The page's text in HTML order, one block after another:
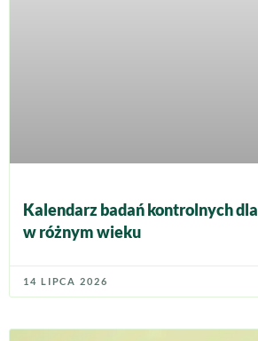
Kalendarz badań kontrolnych
w różnym wieku
14 LIPCA 2026